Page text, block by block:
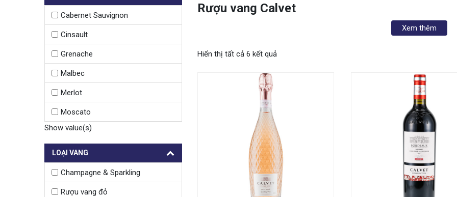
Cabernet Sauvignon
Cinsault
Grenache
Malbec
Merlot
Moscato
Show value(s)
LOẠI VANG
Champagne & Sparkling
Rượu vang đỏ
Rượu vang Calvet
Xem thêm
Hiển thị tất cả 6 kết quả